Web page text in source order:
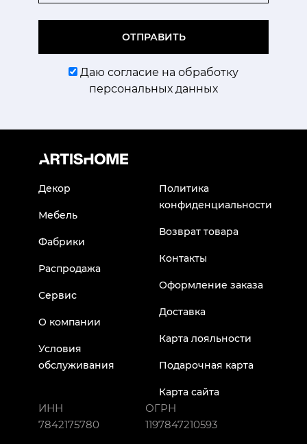
ОТПРАВИТЬ
Даю согласие на обработку
персональных данных
Декор
Мебель
Фабрики
Распродажа
Сервис
О компании
Условия
обслуживания
Политика
конфиденциальности
Возврат товара
Контакты
Оформление заказа
Доставка
Карта лояльности
Подарочная карта
Карта сайта
ИНН
7842175780
ОГРН
1197847210593